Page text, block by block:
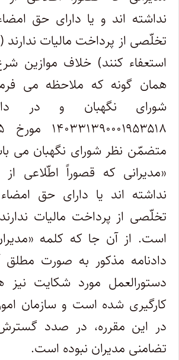
نداشته اند و یا دارای حق
تخلّصی از پرداخت مالیات ندارند
استعفاء کنند) خلاف موازین
همان گونه که ملاحظه می
شورای نگهبان و در
متضمّن نظر شورای نگهبان می
«مدیرانی که قصوراً اطّلاعی از
نداشته اند یا دارای حق
تخلّصی از پرداخت مالیات
است. از آن جا که کلمه
دادنامه مذکور به صورت مطلق
دستورالعمل مورد شکایت
کارگیری شده است و سازمان
در این مقرره، در صدد
تضامنی مدیران نبوده است.